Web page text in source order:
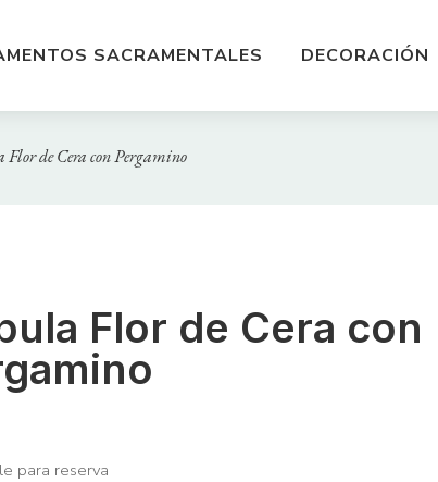
SACRAMENTALES DECORACIÓN
de Cera con Pergamino
Flor de Cera con
para reserva